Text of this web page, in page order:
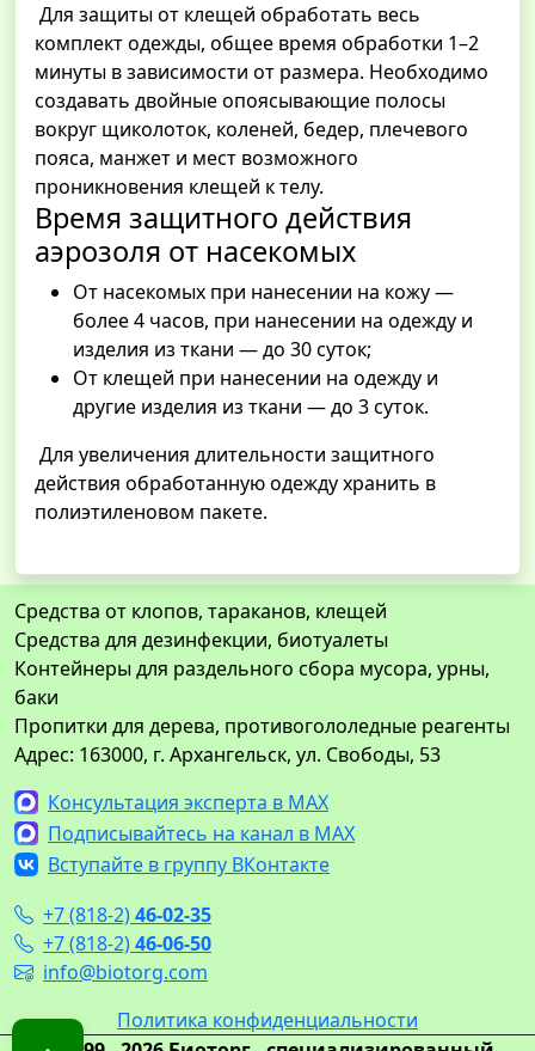
Для защиты от клещей обработать весь
комплект одежды, общее время обработки 1–2
минуты в зависимости от размера. Необходимо
создавать двойные опоясывающие полосы
вокруг щиколоток, коленей, бедер, плечевого
пояса, манжет и мест возможного
проникновения клещей к телу.
Время защитного действия
аэрозоля от насекомых
От насекомых при нанесении на кожу —
более 4 часов, при нанесении на одежду и
изделия из ткани — до 30 суток;
От клещей при нанесении на одежду и
другие изделия из ткани — до 3 суток.
Для увеличения длительности защитного
действия обработанную одежду хранить в
полиэтиленовом пакете.
Средства от клопов, тараканов, клещей
Средства для дезинфекции, биотуалеты
Контейнеры для раздельного сбора мусора, урны,
баки
Пропитки для дерева, противогололедные реагенты
Адрес: 163000, г. Архангельск, ул. Свободы, 53
Консультация эксперта в MAX
Подписывайтесь на канал в MAX
Вступайте в группу ВКонтакте
+7 (818-2)46-02-35
+7 (818-2)46-06-50
info@biotorg.com
Политика конфиденциальности